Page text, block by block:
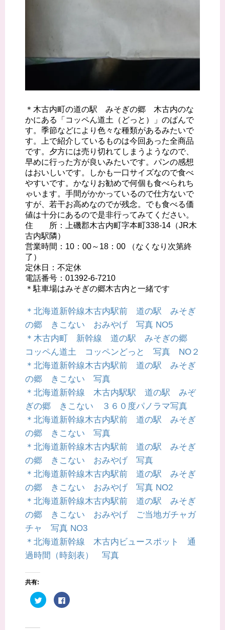
＊木古内町の道の駅 みそぎの郷 木古内のな
かにある「コッペん道土（どっと）」のぱんで
す。季節などにより色々な種類があるみたいで
す。上で紹介しているものは今回あった全商品
です。夕方には売り切れてしまうようなので、
早めに行った方が良いみたいです。パンの感想
はおいしいです。しかも一口サイズなので食べ
やすいです。かなりお勧めで何個も食べられち
ゃいます。手間がかかっているので仕方ないで
すが、若干お高めなのでが残念。でも食べる価
値は十分にあるので是非行ってみてください。
住 所：上磯郡木古内町字本町338-14（JR木
古内駅隣）
営業時間：10：00～18：00 （なくなり次第終
了）
定休日：不定休
電話番号：01392-6-7210
＊駐車場はみそぎの郷木古内と一緒です
＊北海道新幹線木古内駅前 道の駅 みそぎ
の郷 きこない おみやげ 写真 NO5
＊木古内町 新幹線 道の駅 みそぎの郷
コッペん道土 コッペンどっと 写真 NO２
＊北海道新幹線木古内駅前 道の駅 みそぎ
の郷 きこない 写真
＊北海道新幹線 木古内駅駅 道の駅 みぞ
ぎの郷 きこない ３６０度パノラマ写真
＊北海道新幹線木古内駅前 道の駅 みそぎ
の郷 きこない 写真
＊北海道新幹線木古内駅前 道の駅 みそぎ
の郷 きこない おみやげ 写真
＊北海道新幹線木古内駅前 道の駅 みそぎ
の郷 きこない おみやげ 写真 NO2
＊北海道新幹線木古内駅前 道の駅 みそぎ
の郷 きこない おみやげ ご当地ガチャガ
チャ 写真 NO3
＊北海道新幹線 木古内ビュースポット 通
過時間（時刻表） 写真
共有:
ク
リ
F
a